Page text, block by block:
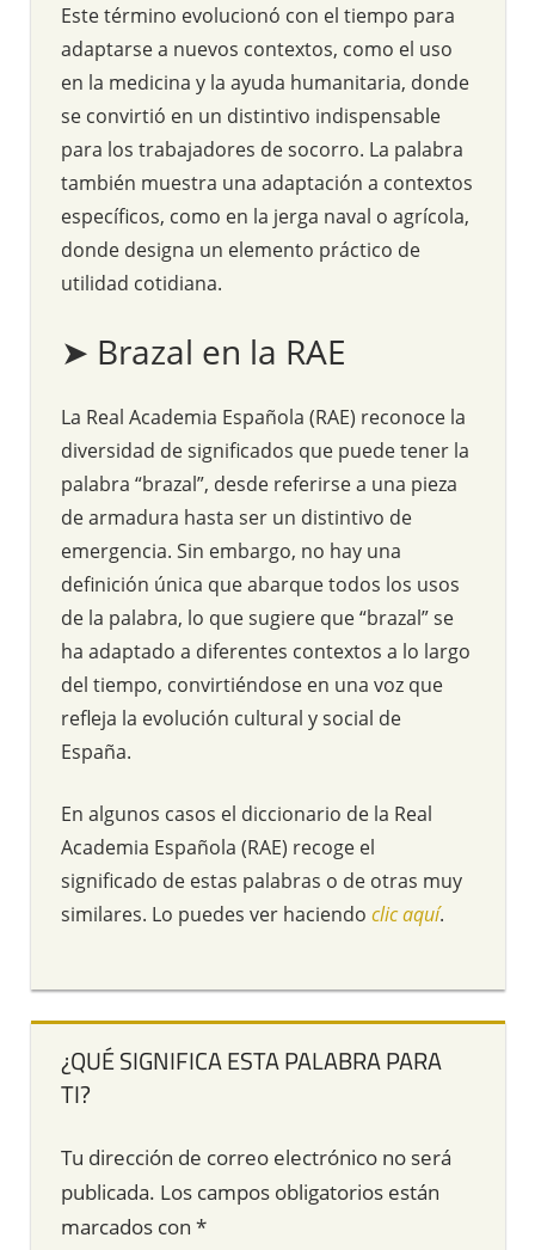
Este término evolucionó con el tiempo para
adaptarse a nuevos contextos, como el uso
en la medicina y la ayuda humanitaria, donde
se convirtió en un distintivo indispensable
para los trabajadores de socorro. La palabra
también muestra una adaptación a contextos
específicos, como en la jerga naval o agrícola,
donde designa un elemento práctico de
utilidad cotidiana.
➤ Brazal en la RAE
La Real Academia Española (RAE) reconoce la
diversidad de significados que puede tener la
palabra “brazal”, desde referirse a una pieza
de armadura hasta ser un distintivo de
emergencia. Sin embargo, no hay una
definición única que abarque todos los usos
de la palabra, lo que sugiere que “brazal” se
ha adaptado a diferentes contextos a lo largo
del tiempo, convirtiéndose en una voz que
refleja la evolución cultural y social de
España.
En algunos casos el diccionario de la Real
Academia Española (RAE) recoge el
significado de estas palabras o de otras muy
similares. Lo puedes ver haciendo clic aquí.
¿QUÉ SIGNIFICA ESTA PALABRA PARA
TI?
Tu dirección de correo electrónico no será
publicada. Los campos obligatorios están
marcados con *